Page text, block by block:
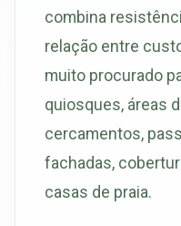
combina
relação entre
muito procurado
quiosques, áreas
cercamentos,
fachadas,
casas de praia.